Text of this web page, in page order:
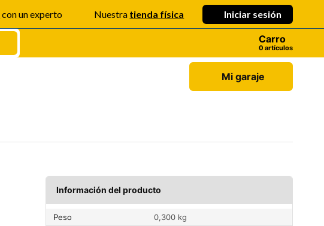
con un experto Nuestra tienda física Iniciar sesión
Carro
artículos
Mi garaje
Información del producto
Peso 0,300 kg